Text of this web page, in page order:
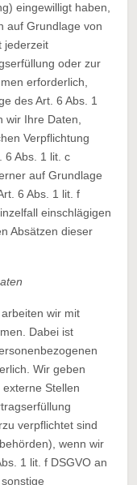
eingewilligt haben,
auf Grundlage von
jederzeit
oder zur
erforderlich,
des Art. 6 Abs. 1
wir Ihre Daten,
Verpflichtung
6 Abs. 1 lit. c
auf Grundlage
6 Abs. 1 lit. f
einschlägigen
Absätzen dieser
wir mit
Dabei ist
Wir geben
Stellen
verpflichtet sind
wenn wir
1 lit. f DSGVO an